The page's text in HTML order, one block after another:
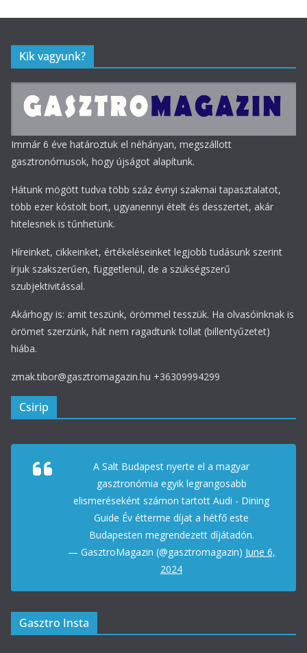
Kik vagyunk?
Immár 6 éve határoztuk el néhányan, megszállott
gasztronómusok, hogy újságot alapítunk.
Hátunk mögött tudva több száz évnyi szakmai tapasztalatot,
több ezer kóstolt bort, ugyanennyi ételt és desszertet, akár
hitelesnek is tűnhetünk.
Híreinket, cikkeinket, értékeléseinket legjobb tudásunk szerint
írjuk szakszerűen, függetlenül, de a szükségszerű
szubjektivitással.
Akárhogy is: amit teszünk, örömmel tesszük. Ha olvasóinknak is
örömet szerzünk, hát nem ragadtunk tollat (billentyűzetet)
hiába.
zmak.tibor@gasztromagazin.hu +36309994299
Csirip
A Salt Budapest nyerte el a magyar
gasztronómia egyik legrangosabb
elismeréseként számon tartott Audi - Dining
Guide Év étterme díjat a hétfő este
Budapesten megrendezett díjátadón.
— GasztroMagazin (@gasztromagazin) June 6,
2024
Gasztro Insta